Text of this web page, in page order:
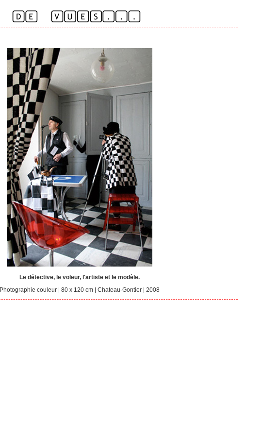
Le détective, le voleur, l'artiste et le modèle.
Photographie couleur | 80 x 120 cm | Chateau-Gontier | 2008